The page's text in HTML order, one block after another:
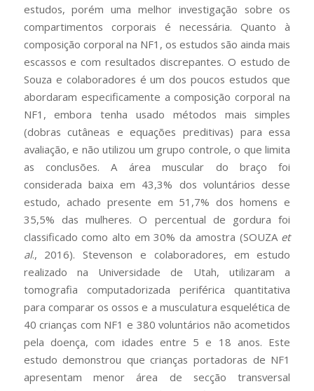
estudos, porém uma melhor investigação sobre os
compartimentos corporais é necessária. Quanto à
composição corporal na NF1, os estudos são ainda mais
escassos e com resultados discrepantes. O estudo de
Souza e colaboradores é um dos poucos estudos que
abordaram especificamente a composição corporal na
NF1, embora tenha usado métodos mais simples
(dobras cutâneas e equações preditivas) para essa
avaliação, e não utilizou um grupo controle, o que limita
as conclusões. A área muscular do braço foi
considerada baixa em 43,3% dos voluntários desse
estudo, achado presente em 51,7% dos homens e
35,5% das mulheres. O percentual de gordura foi
classificado como alto em 30% da amostra (SOUZA et
al., 2016). Stevenson e colaboradores, em estudo
realizado na Universidade de Utah, utilizaram a
tomografia computadorizada periférica quantitativa
para comparar os ossos e a musculatura esquelética de
40 crianças com NF1 e 380 voluntários não acometidos
pela doença, com idades entre 5 e 18 anos. Este
estudo demonstrou que crianças portadoras de NF1
apresentam menor área de secção transversal